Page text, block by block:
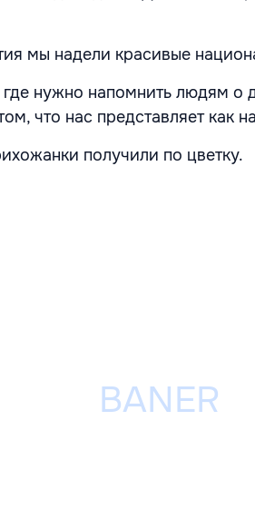
мы надели красивые
нужно напомнить людям о
что нас представляет как
получили по цветку.